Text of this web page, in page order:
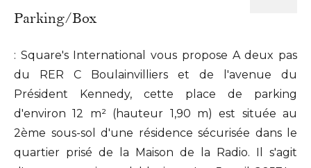
Parking/Box
: Square's International vous propose A deux pas
du RER C Boulainvilliers et de l'avenue du
Président Kennedy, cette place de parking
d'environ 12 m² (hauteur 1,90 m) est située au
2ème sous-sol d'une résidence sécurisée dans le
quartier prisé de la Maison de la Radio. Il s'agit